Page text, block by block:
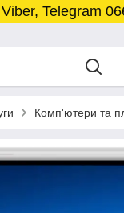
Telegram
Комп'ютери та